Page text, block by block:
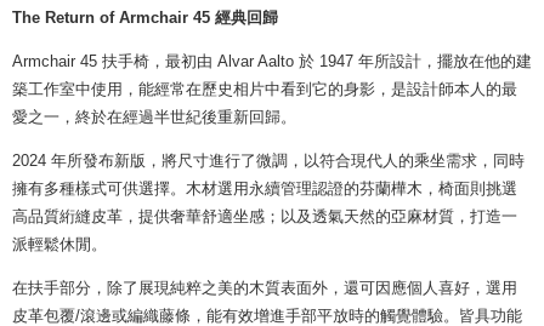
The Return of Armchair 45 經典回歸
Armchair 45 扶手椅，最初由 Alvar Aalto 於 1947 年所設計，擺放在他的建
築工作室中使用，能經常在歷史相片中看到它的身影，是設計師本人的最
愛之一，終於在經過半世紀後重新回歸。
2024 年所發布新版，將尺寸進行了微調，以符合現代人的乘坐需求，同時
擁有多種樣式可供選擇。木材選用永續管理認證的芬蘭樺木，椅面則挑選
高品質絎縫皮革，提供奢華舒適坐感；以及透氣天然的亞麻材質，打造一
派輕鬆休閒。
在扶手部分，除了展現純粹之美的木質表面外，還可因應個人喜好，選用
皮革包覆/滾邊或編織藤條，能有效增進手部平放時的觸覺體驗。皆具功能